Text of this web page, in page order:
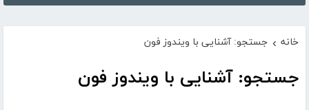
خانه › جستجو: آشنایی با ویندوز فون
جستجو: آشنایی با ویندوز فون